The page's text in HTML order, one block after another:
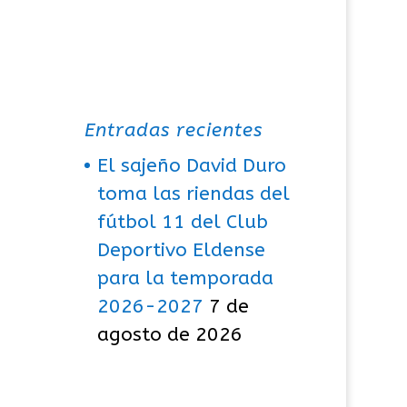
Entradas recientes
El sajeño David Duro
toma las riendas del
fútbol 11 del Club
Deportivo Eldense
para la temporada
2026-2027 7 de
agosto de 2026